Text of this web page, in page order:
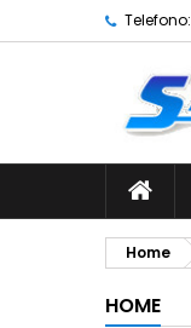
Telefono:
Home
HOME